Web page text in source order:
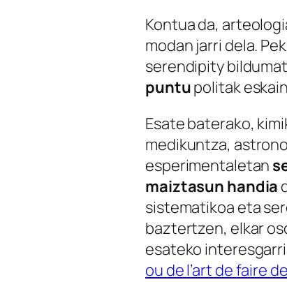
Kontua da,
modan jarri dela.
serendipity
puntupolitak
Esate baterako,
medikuntza,
esperimentaletan
maiztasun handia
sistematikoa eta
baztertzen, elkar
esateko
ou de l’art de faire